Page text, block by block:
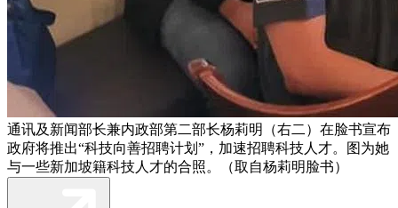
通讯及新闻部长兼内政部第二部长杨莉明（右二）在脸书宣布
政府将推出“科技向善招聘计划”，加速招聘科技人才。图为她
与一些新加坡籍科技人才的合照。（取自杨莉明脸书）